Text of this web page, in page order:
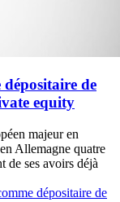
de
equity
majeur en
Allemagne quatre
de ses avoirs déjà
dépositaire de